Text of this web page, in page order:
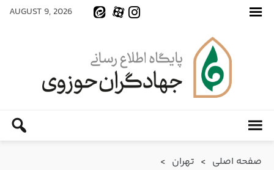
AUGUST 9, 2026
صفحه اصلی > تهران >